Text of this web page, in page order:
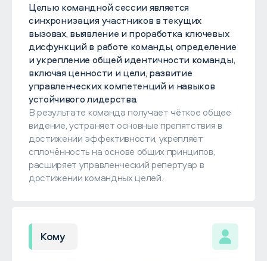
Целью командной сессии является
синхронизация участников в текущих
вызовах, выявление и проработка ключевых
дисфункций в работе команды, определение
и укрепление общей идентичности команды,
включая ценности и цели, развитие
управленческих компетенций и навыков
устойчивого лидерства.
В результате команда получает чёткое общее
видение, устраняет основные препятствия в
достижении эффективности, укрепляет
сплочённость на основе общих принципов,
расширяет управленческий репертуар в
достижении командных целей.
Кому